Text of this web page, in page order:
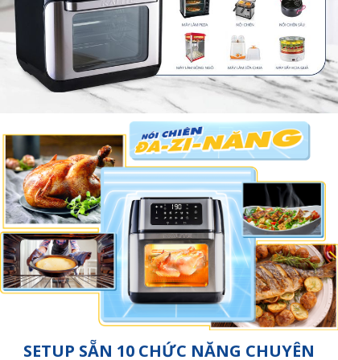
SETUP SẴN 10 CHỨC NĂNG CHUYÊN